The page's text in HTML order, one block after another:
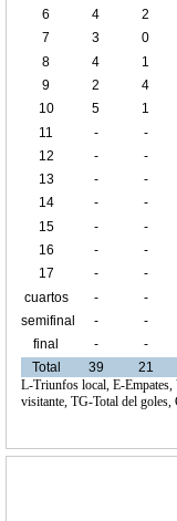
6
4 2
7
3 0
8
4 1
9
2 4
10
5 1
11
- -
12
- -
13
- -
14
- -
15
- -
16
- -
17
- -
cuartos
de final
- -
semifinal
- -
final
- -
Total
39 21
L-Triunfos local, E-
visitante, TG-Total del goles,